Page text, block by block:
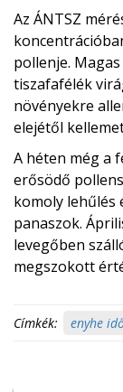
Az ÁNTSZ
pollenje.
tiszafafélék
növényekre
elejétől
A héten még a
erősödő
komoly lehűlés
panaszok.
levegőben
megszokott
Címkék: enyhe